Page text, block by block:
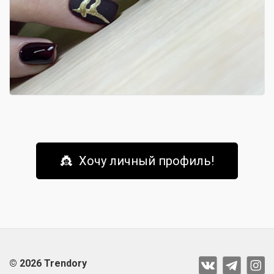
👸 Хочу личный профиль!
© 2026 Trendory